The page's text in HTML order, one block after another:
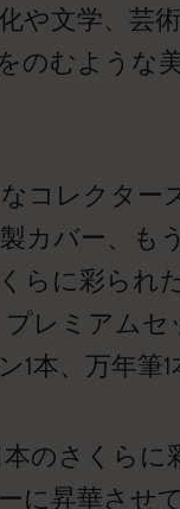
や文学、芸
のむような
コレクター
カバー、も
らに彩られ
レミアムセ
本、万年筆1
のさくら
に昇華させ